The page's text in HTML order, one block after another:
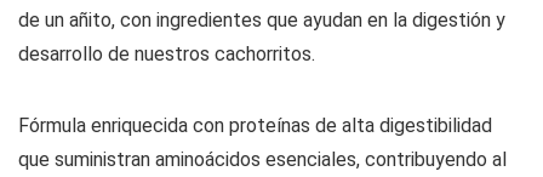
de un añito, con ingredientes que ayudan en la digestión y
desarrollo de nuestros cachorritos.
Fórmula enriquecida con proteínas de alta digestibilidad
que suministran aminoácidos esenciales, contribuyendo al